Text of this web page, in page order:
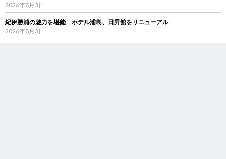
2026年8月3日
紀伊勝浦の魅力を堪能 ホテル浦島、日昇館をリニューアル
2026年8月3日